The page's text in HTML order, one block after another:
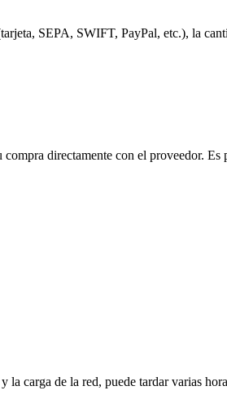
SEPA, SWIFT, PayPal, etc.), la
directamente con el proveedor. Es
la carga de la red, puede tardar varias